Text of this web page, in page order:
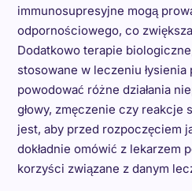
immunosupresyjne mogą
odpornościowego, co
Dodatkowo terapie
stosowane w leczeniu
powodować różne działania
głowy, zmęczenie czy reakcje
jest, aby przed rozpoczęciem
dokładnie omówić z lekarzem
korzyści związane z danym